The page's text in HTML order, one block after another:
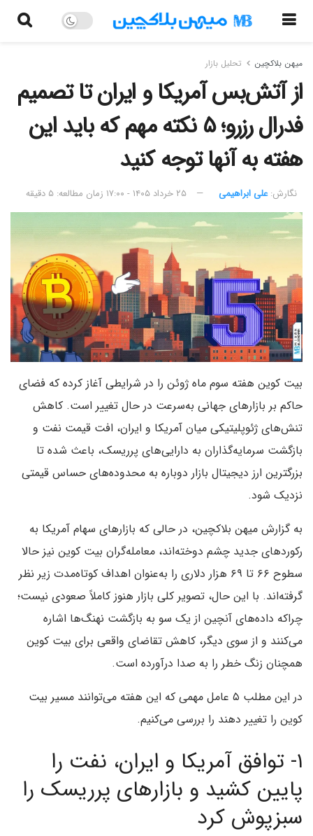
میهن بلاکچین تحلیل بازار
از آتش‌بس آمریکا و ایران تا تصمیم
فدرال رزرو؛ ۵ نکته مهم که باید این
هفته به آنها توجه کنید
نگارش:‌ علی ابراهیمی ۲۵ خرداد ۱۴۰۵ - ۱۷:۰۰ زمان مطالعه: ۵ دقیقه
بیت کوین هفته سوم ماه ژوئن را در شرایطی آغاز کرده که فضای
حاکم بر بازارهای جهانی به‌سرعت در حال تغییر است. کاهش
تنش‌های ژئوپلیتیکی میان آمریکا و ایران، افت قیمت نفت و
بازگشت سرمایه‌گذاران به دارایی‌های پرریسک، باعث شده تا
بزرگترین ارز دیجیتال بازار دوباره به محدوده‌های حساس قیمتی
نزدیک شود.
به گزارش میهن بلاکچین، در حالی که بازارهای سهام آمریکا به
رکوردهای جدید چشم دوخته‌اند، معامله‌گران بیت کوین نیز حالا
سطوح ۶۶ تا ۶۹ هزار دلاری را به‌عنوان اهداف کوتاه‌مدت زیر نظر
گرفته‌اند. با این حال، تصویر کلی بازار هنوز کاملاً صعودی نیست؛
چراکه داده‌های آنچین از یک سو به بازگشت نهنگ‌ها اشاره
می‌کنند و از سوی دیگر، کاهش تقاضای واقعی برای بیت کوین
همچنان زنگ خطر را به صدا درآورده است.
در این مطلب ۵ عامل مهمی که این هفته می‌توانند مسیر بیت
کوین را تغییر دهند را بررسی می‌کنیم.
۱- توافق آمریکا و ایران، نفت را
پایین کشید و بازارهای پرریسک را
سبزپوش کرد